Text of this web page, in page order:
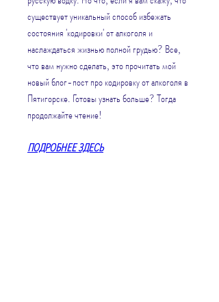
существует уникальный способ избежать
состояния 'кодировки' от алкоголя и
наслаждаться жизнью полной грудью? Все,
что вам нужно сделать, это прочитать мой
новый блог-пост про кодировку от алкоголя в
Пятигорске. Готовы узнать больше? Тогда
продолжайте чтение!
ПОДРОБНЕЕ ЗДЕСЬ